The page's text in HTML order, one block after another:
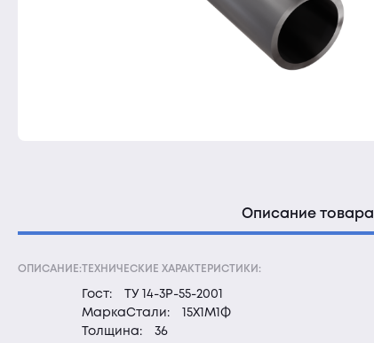
Описание товара
ОПИСАНИЕ:ТЕХНИЧЕСКИЕ ХАРАКТЕРИСТИКИ:
Гост:
ТУ 14-3Р-55-2001
МаркаСтали:
15Х1М1Ф
Толщина:
36